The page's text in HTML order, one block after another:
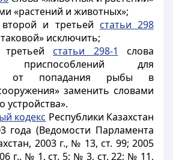
«растений и животных»;
и третьей статьи 298
исключить;
статьи 298-1
слова
приспособлений для
от попадания рыбы в
заменить словами
кодекс Республики Казахстан
года (Ведомости Парламента
2003 г., № 13, ст. 99; 2005
г., № 1, ст. 5; № 3, ст. 22; № 11,